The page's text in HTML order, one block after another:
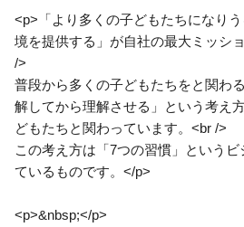
<p>「より多くの子どもたちになり
境を提供する」が自社の最大ミッシ
/>
普段から多くの子どもたちをと関わ
解してから理解させる」という考え
どもたちと関わっています。<br />
この考え方は「7つの習慣」という
ているものです。</p>
<p>&nbsp;</p>